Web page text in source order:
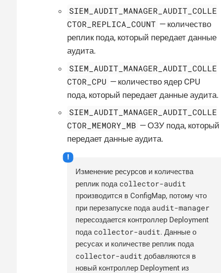
SIEM_AUDIT_MANAGER_AUDIT_COLLE
CTOR_REPLICA_COUNT — количество
реплик пода, который передает данные
аудита.
SIEM_AUDIT_MANAGER_AUDIT_COLLE
CTOR_CPU — количество ядер CPU
пода, который передает данные аудита.
SIEM_AUDIT_MANAGER_AUDIT_COLLE
CTOR_MEMORY_MB — ОЗУ пода, который
передает данные аудита.
Изменение ресурсов и количества
реплик пода collector-audit
производится в ConfigMap, потому что
при перезапуске пода audit-manager
пересоздается контроллер Deployment
пода collector-audit. Данные о
ресусах и количестве реплик пода
collector-audit добавляются в
новый контроллер Deployment из